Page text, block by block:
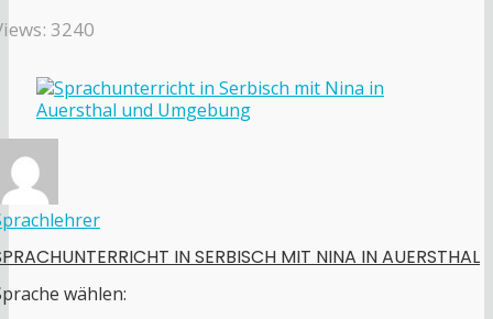
3240
IN SERBISCH MIT NINA IN AUERSTHAL
wählen: